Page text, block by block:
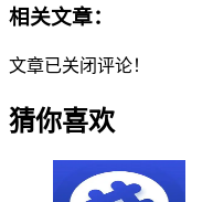
相关文章：
文章已关闭评论！
猜你喜欢